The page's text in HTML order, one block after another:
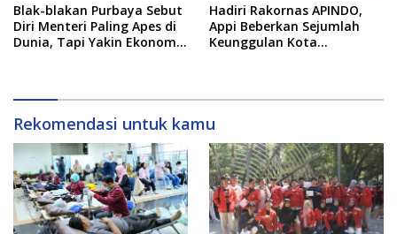
Blak-blakan Purbaya Sebut
Diri Menteri Paling Apes di
Dunia, Tapi Yakin Ekonomi
Hadiri Rakornas APINDO,
Appi Beberkan Sejumlah
Keunggulan Kota
Rekomendasi untuk kamu